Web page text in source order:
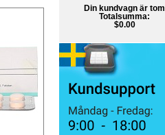
Din kundvagn är tom
Totalsumma:
$0.00